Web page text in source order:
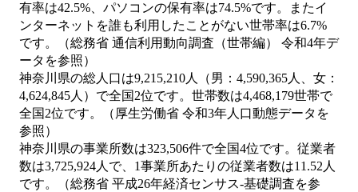
有率は42.5%、パソコンの保有率は74.5%です。またイ
ンターネットを誰も利用したことがない世帯率は6.7%
です。（総務省 通信利用動向調査（世帯編） 令和4年デ
ータを参照）
神奈川県の総人口は9,215,210人（男：4,590,365人、女：
4,624,845人）で全国2位です。世帯数は4,468,179世帯で
全国2位です。（厚生労働省 令和3年人口動態データを
参照）
神奈川県の事業所数は323,506件で全国4位です。従業者
数は3,725,924人で、1事業所あたりの従業者数は11.52人
です。（総務省 平成26年経済センサス‐基礎調査を参